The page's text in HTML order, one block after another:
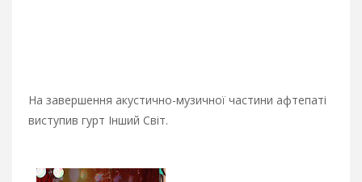
На завершення акустично-музичної частини афтепаті
виступив гурт Інший Світ.